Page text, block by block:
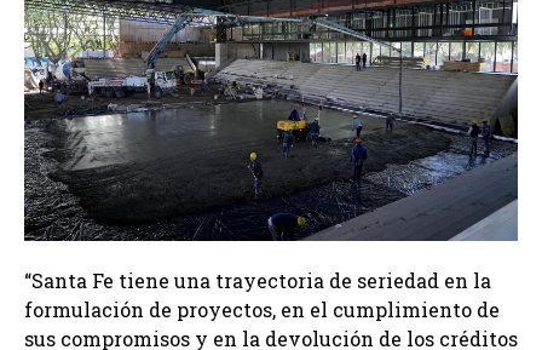
“Santa Fe tiene una trayectoria de seriedad en la
formulación de proyectos, en el cumplimiento de
sus compromisos y en la devolución de los créditos